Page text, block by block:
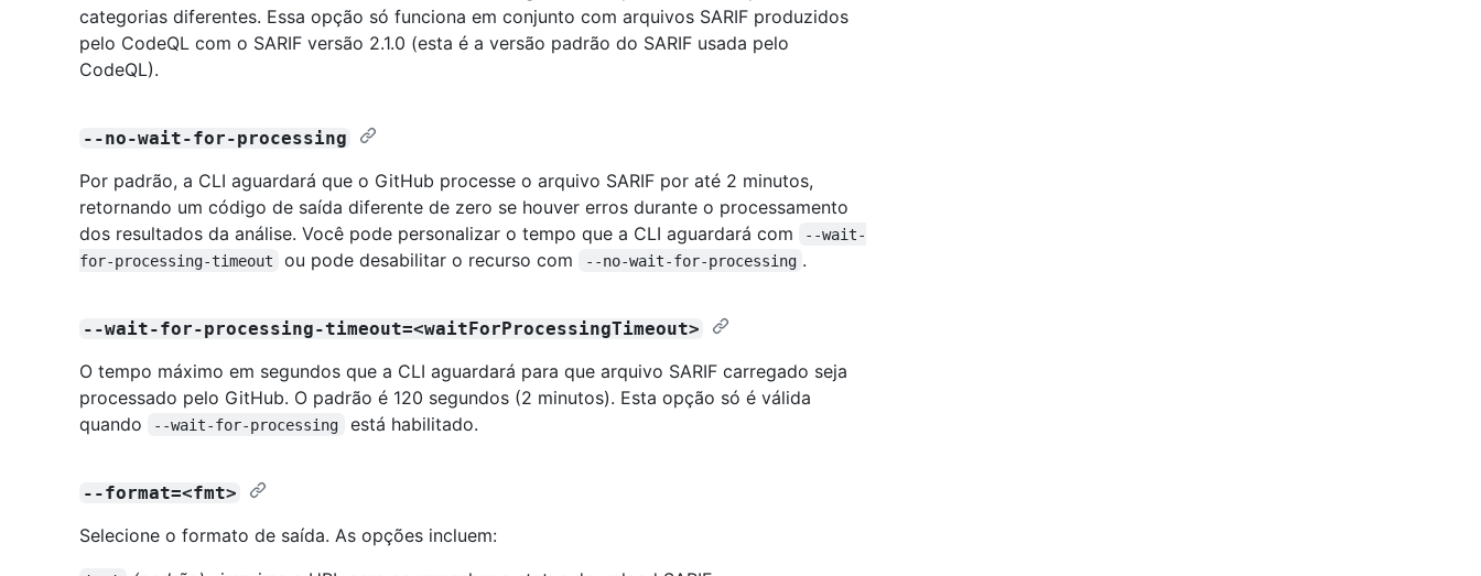
categorias diferentes. Essa opção só funciona em conjunto com arquivos SARIF produzidos
pelo CodeQL com o SARIF versão 2.1.0 (esta é a versão padrão do SARIF usada pelo
CodeQL).
--no-wait-for-processing
Por padrão, a CLI aguardará que o GitHub processe o arquivo SARIF por até 2 minutos,
retornando um código de saída diferente de zero se houver erros durante o processamento
dos resultados da análise. Você pode personalizar o tempo que a CLI aguardará com
--wait-
for-processing-timeout
ou pode desabilitar o recurso com --no-wait-for-processing .
--wait-for-processing-timeout=<waitForProcessingTimeout>
O tempo máximo em segundos que a CLI aguardará para que arquivo SARIF carregado seja
processado pelo GitHub. O padrão é 120 segundos (2 minutos). Esta opção só é válida
quando
--wait-for-processing está habilitado.
--format=<fmt>
Selecione o formato de saída. As opções incluem: